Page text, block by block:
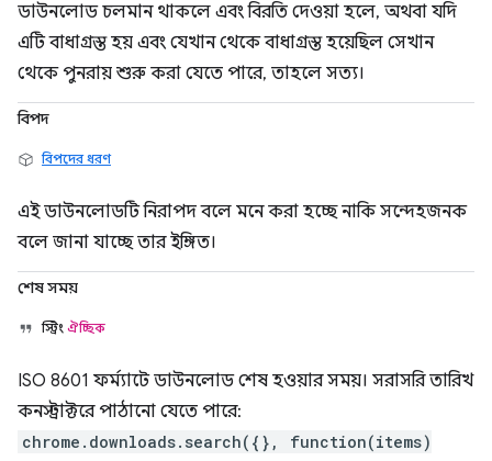
ডাউনলোড চলমান থাকলে এবং বিরতি দেওয়া হলে, অথবা যদি
এটি বাধাগ্রস্ত হয় এবং যেখান থেকে বাধাগ্রস্ত হয়েছিল সেখান
থেকে পুনরায় শুরু করা যেতে পারে, তাহলে সত্য।
বিপদ
বিপদের ধরণ
এই ডাউনলোডটি নিরাপদ বলে মনে করা হচ্ছে নাকি সন্দেহজনক
বলে জানা যাচ্ছে তার ইঙ্গিত।
শেষ সময়
স্ট্রিং ঐচ্ছিক
ISO 8601 ফর্ম্যাটে ডাউনলোড শেষ হওয়ার সময়। সরাসরি তারিখ
কনস্ট্রাক্টরে পাঠানো যেতে পারে:
chrome.downloads.search({}, function(items)